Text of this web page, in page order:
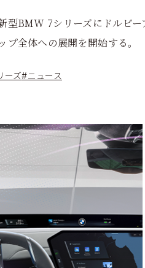
型BMW 7シリーズにドルビ
全体への展開を開始する。
ーズ#ニュース